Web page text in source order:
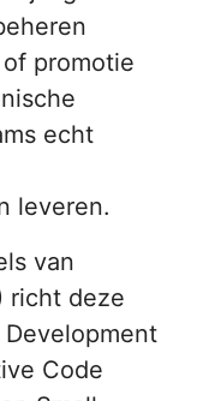
promotie
echt
leveren.
van
richt deze
Code